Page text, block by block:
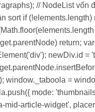
// NodeList vốn
sort if (!elements.length)
return;
newDiv.id =
window._taboola =
mode:
mid-article-widget',